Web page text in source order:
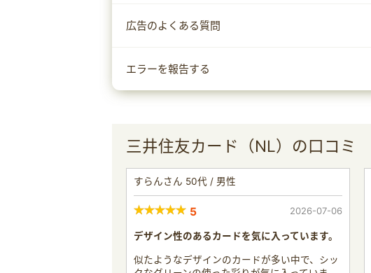
広告のよくある質問
エラーを報告する
三井住友カード（NL）の口コミ
すらんさん 50代 / 男性
5 2026-07-06
デザイン性のあるカードを気に入っています。
似たようなデザインのカードが多い中で、シッ